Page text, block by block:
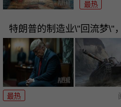
最热
特朗普的制造业\"回流梦\"
最热